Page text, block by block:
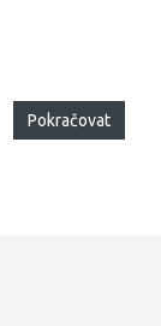
Pokračovat